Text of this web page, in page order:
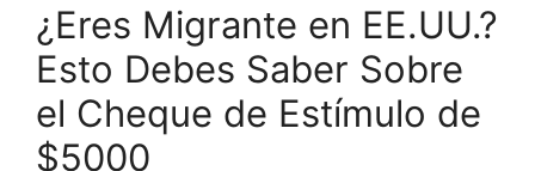
¿Eres Migrante en EE.UU.?
Esto Debes Saber Sobre
el Cheque de Estímulo de
$5000